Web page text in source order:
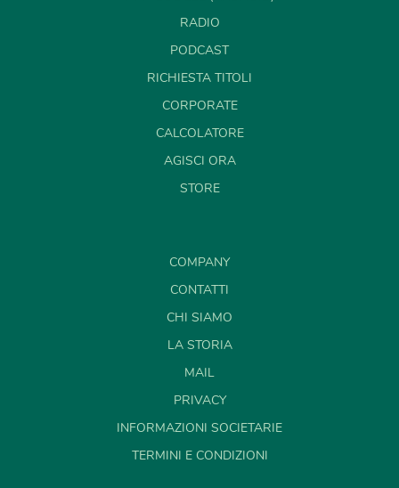
RADIO
PODCAST
RICHIESTA TITOLI
CORPORATE
CALCOLATORE
AGISCI ORA
STORE
COMPANY
CONTATTI
CHI SIAMO
LA STORIA
MAIL
PRIVACY
INFORMAZIONI SOCIETARIE
TERMINI E CONDIZIONI